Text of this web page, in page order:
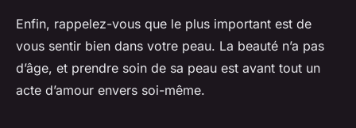
Enfin, rappelez-vous que le plus important est de
vous sentir bien dans votre peau. La beauté n’a pas
d’âge, et prendre soin de sa peau est avant tout un
acte d’amour envers soi-même.